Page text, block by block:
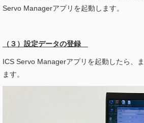
Servo Managerアプリを起動します。
（３）設定データの登録
ICS Servo Managerアプリを起動したら、
ます。